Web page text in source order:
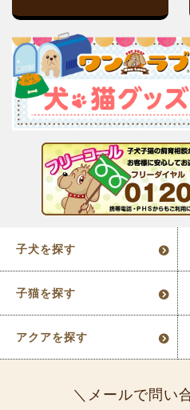
子犬を探す
子猫を探す
アクアを探す
メールで問い